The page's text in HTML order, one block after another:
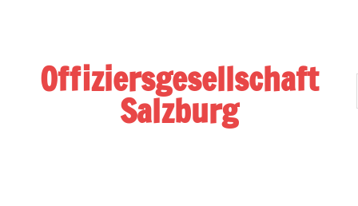
Offiziersgesellschaft
Salzburg